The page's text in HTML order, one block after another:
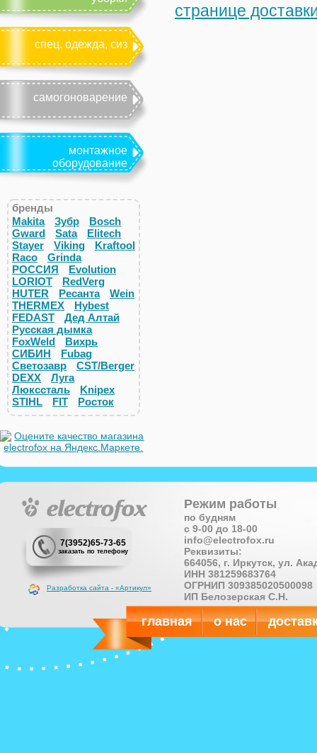
спец. одежда, сиз
самогоноварение
монтажное
оборудование
бренды
Makita
Зубр
Bosch
Gward
Sata
Elitech
Stayer
Viking
Kraftool
Raco
Grinda
РОССИЯ
Evolution
LORIOT
RedVerg
HUTER
Ресанта
Wein
THERMEX
Hybest
FEDAST
Дед Алтай
Русская дымка
FoxWeld
Вихрь
СИБИН
Fubag
Светозавр
CST/Berger
DEXX
Луга
Люкссталь
Knipex
STIHL
FIT Росток
странице
7(3952)65-73-65
заказать по телефону
Разработка сайта - «Артикул»
Режим работы
по будням
с 9-00 до 18-00
info@electrofox.ru
Реквизиты:
664056, г. Иркутск, ул.
ИНН 381259683764
ОГРНИП 309385020500098
ИП Белозерская С.Н.
главная о нас